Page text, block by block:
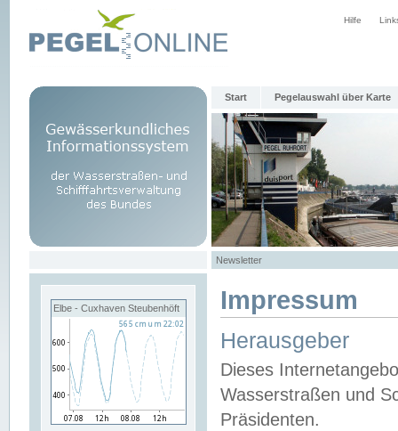
Hilfe
Start Pegelauswahl über Karte
Newsletter
Elbe - Cuxhaven Steubenhöft Impressum
Herausgeber
Dieses
Wasserstraßen und
Präsidenten.